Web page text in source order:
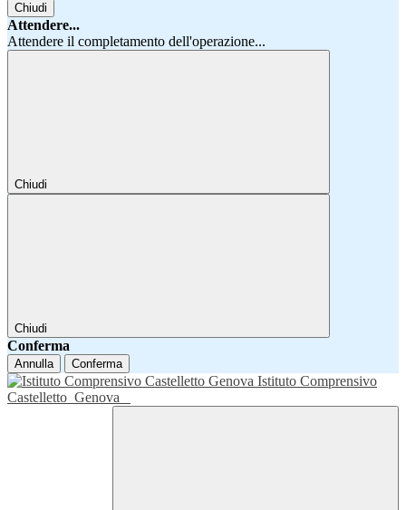
Chiudi
Attendere...
Attendere il completamento dell'operazione...
Chiudi
Chiudi
Conferma
Annulla Conferma
Istituto Comprensivo
Castelletto Genova